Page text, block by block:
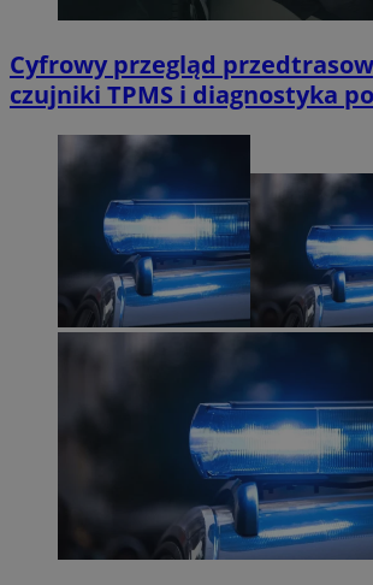
Cyfrowy przegląd
czujniki TPMS i diagnostyka